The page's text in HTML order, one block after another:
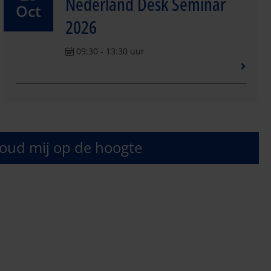
Oct
2026
09:30 - 13:30 uur
mij op de hoogte